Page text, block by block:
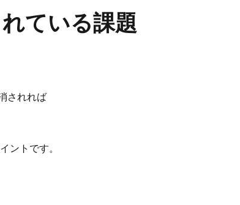
ている課題
されれば
ントです。